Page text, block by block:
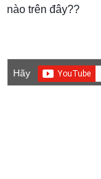
nào trên đây??
Hãy